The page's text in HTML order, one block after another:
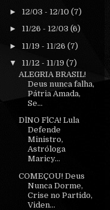
► 12/03 - 12/10 (7)
► 11/26 - 12/03 (6)
► 11/19 - 11/26 (7)
▼ 11/12 - 11/19 (7)
ALEGRIA BRASIL!
Deus nunca falha,
Pátria Amada,
Se...
DlNO FlCA! Lula
Defende
Ministro,
Astróloga
Maricy...
COMEÇOU! Deus
Nunca Dorme,
Crise no Partido,
Viden...